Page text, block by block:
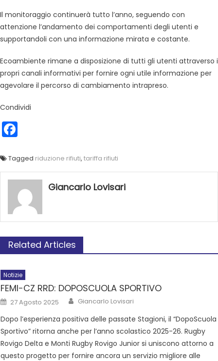
Il monitoraggio continuerà tutto l’anno, seguendo con
attenzione l’andamento dei comportamenti degli utenti e
supportandoli con una informazione mirata e costante.
Ecoambiente rimane a disposizione di tutti gli utenti attraverso i
propri canali informativi per fornire ogni utile informazione per
agevolare il percorso di cambiamento intrapreso.
Condividi
Tagged riduzione rifiuti, tariffa rifiuti
Giancarlo Lovisari
Related Articles
Notizie
FEMI-CZ RRD: DOPOSCUOLA SPORTIVO
27 Agosto 2025 Giancarlo Lovisari
Dopo l’esperienza positiva delle passate Stagioni, il “DopoScuola
Sportivo” ritorna anche per l’anno scolastico 2025-26. Rugby
Rovigo Delta e Monti Rugby Rovigo Junior si uniscono attorno a
questo progetto per fornire ancora un servizio migliore alle